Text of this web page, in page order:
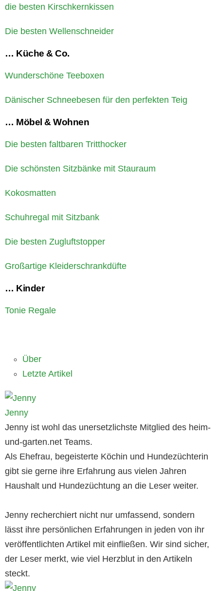
die besten Kirschkernkissen
Die besten Wellenschneider
… Küche & Co.
Wunderschöne Teeboxen
Dänischer Schneebesen für den perfekten Teig
… Möbel & Wohnen
Die besten faltbaren Tritthocker
Die schönsten Sitzbänke mit Stauraum
Kokosmatten
Schuhregal mit Sitzbank
Die besten Zugluftstopper
Großartige Kleiderschrankdüfte
… Kinder
Tonie Regale
Über
Letzte Artikel
Jenny
Jenny ist wohl das unersetzlichste Mitglied des heim-
und-garten.net Teams.
Als Ehefrau, begeisterte Köchin und Hundezüchterin
gibt sie gerne ihre Erfahrung aus vielen Jahren
Haushalt und Hundezüchtung an die Leser weiter.
Jenny recherchiert nicht nur umfassend, sondern
lässt ihre persönlichen Erfahrungen in jeden von ihr
veröffentlichten Artikel mit einfließen. Wir sind sicher,
der Leser merkt, wie viel Herzblut in den Artikeln
steckt.